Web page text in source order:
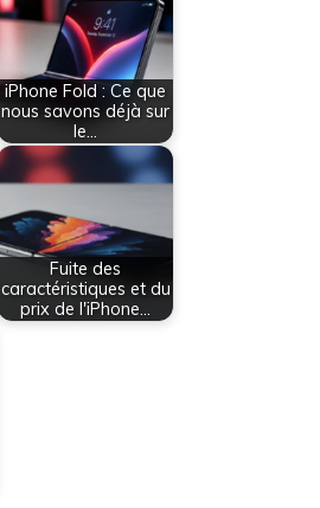
iPhone Fold : Ce que
nous savons déjà sur
le…
Fuite des
caractéristiques et du
prix de l'iPhone…